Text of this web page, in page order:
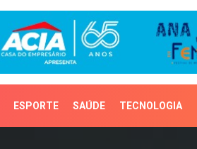
ESPORTE SAÚDE TECNOLOGIA